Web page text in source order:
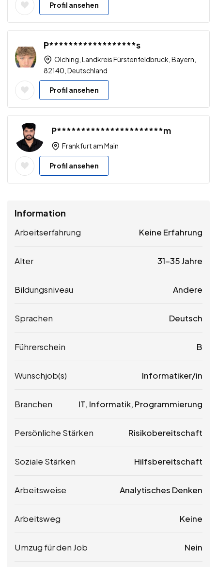
Profil ansehen
P******************s
Olching, Landkreis Fürstenfeldbruck, Bayern,
82140, Deutschland
Profil ansehen
P**********************m
Frankfurt am Main
Profil ansehen
Information
Arbeitserfahrung Keine Erfahrung
Alter 31-35 Jahre
Bildungsniveau Andere
Sprachen Deutsch
Führerschein B
Wunschjob(s) Informatiker/in
Branchen IT, Informatik, Programmierung
Persönliche Stärken Risikobereitschaft
Soziale Stärken Hilfsbereitschaft
Arbeitsweise Analytisches Denken
Arbeitsweg Keine
Umzug für den Job Nein